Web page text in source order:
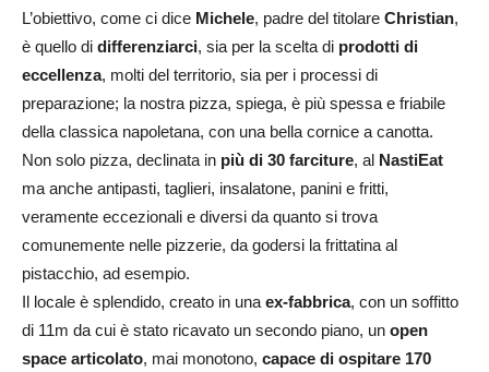
L’obiettivo, come ci dice Michele, padre del titolare Christian,
è quello di differenziarci, sia per la scelta di prodotti di
eccellenza, molti del territorio, sia per i processi di
preparazione; la nostra pizza, spiega, è più spessa e friabile
della classica napoletana, con una bella cornice a canotta.
Non solo pizza, declinata in più di 30 farciture, al NastiEat
ma anche antipasti, taglieri, insalatone, panini e fritti,
veramente eccezionali e diversi da quanto si trova
comunemente nelle pizzerie, da godersi la frittatina al
pistacchio, ad esempio.
Il locale è splendido, creato in una ex-fabbrica, con un soffitto
di 11m da cui è stato ricavato un secondo piano, un open
space articolato, mai monotono, capace di ospitare 170